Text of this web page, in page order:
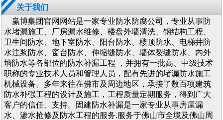
关于我们
赢博集团官网网站是一家专业防水防腐公司，专业从事防
水堵漏施工、厂房漏水维修、楼盘外墙清洗、钢结构工程、
卫生间防水、地下室防水、阳台防水、楼顶防水、电梯井防
水注浆防水、窗台防水、伸缩缝防水、墙体裂缝防水、内外
墙防水等各部位的防水补漏工程 ，并拥有一批高、中级技术
职称的专业技术人员和管理人员，配有先进的堵漏防水施工
机械设备。多年来往在佛市及周边地区，承接了数百项建筑
防水补强工程的设计及施工，工程质量定期服务，得到广大
客户的信任、支持。固建防水补漏是一家专业从事房屋漏
水、渗水抢修及防水工程的服务.服务于佛山市全境及佛山周